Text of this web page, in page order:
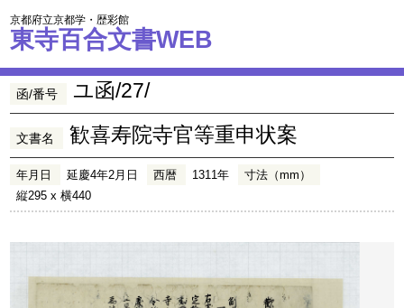
京都府立京都学・歴彩館
東寺百合文書WEB
函/番号 ユ函/27/
文書名 歓喜寿院寺官等重申状案
年月日 延慶4年2月日 西暦 1311年
寸法（mm）
縦295 x 横440